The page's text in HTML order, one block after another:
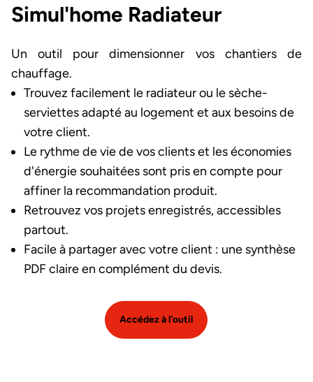
Simul'home Radiateur
Un outil pour dimensionner vos chantiers de
chauffage.
Trouvez facilement le radiateur ou le sèche-
serviettes adapté au logement et aux besoins de
votre client.
Le rythme de vie de vos clients et les économies
d'énergie souhaitées sont pris en compte pour
affiner la recommandation produit.
Retrouvez vos projets enregistrés, accessibles
partout.
Facile à partager avec votre client : une synthèse
PDF claire en complément du devis.
Accédez à l'outil